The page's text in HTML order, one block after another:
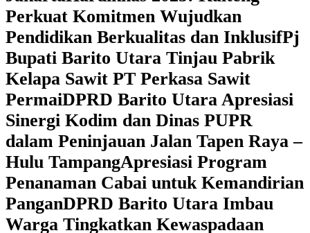
Perkuat Komitmen Wujudkan
Pendidikan Berkualitas dan InklusifPj
Bupati Barito Utara Tinjau Pabrik
Kelapa Sawit PT Perkasa Sawit
PermaiDPRD Barito Utara Apresiasi
Sinergi Kodim dan Dinas PUPR
dalam Peninjauan Jalan Tapen Raya –
Hulu TampangApresiasi Program
Penanaman Cabai untuk Kemandirian
PanganDPRD Barito Utara Imbau
Warga Tingkatkan Kewaspadaan